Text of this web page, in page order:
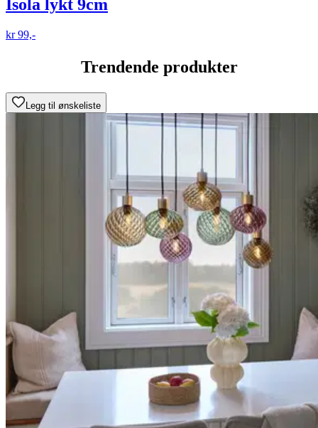
Isola lykt 9cm
kr 99,-
Trendende produkter
Legg til ønskeliste